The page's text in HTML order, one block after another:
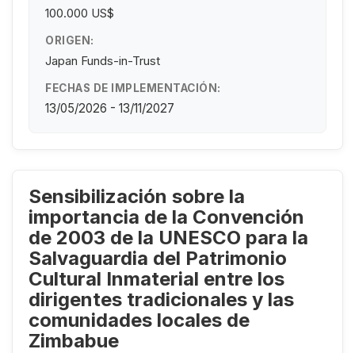
100.000 US$
ORIGEN:
Japan Funds-in-Trust
FECHAS DE IMPLEMENTACIÓN:
13/05/2026 - 13/11/2027
Sensibilización sobre la
importancia de la Convención
de 2003 de la UNESCO para la
Salvaguardia del Patrimonio
Cultural Inmaterial entre los
dirigentes tradicionales y las
comunidades locales de
Zimbabue